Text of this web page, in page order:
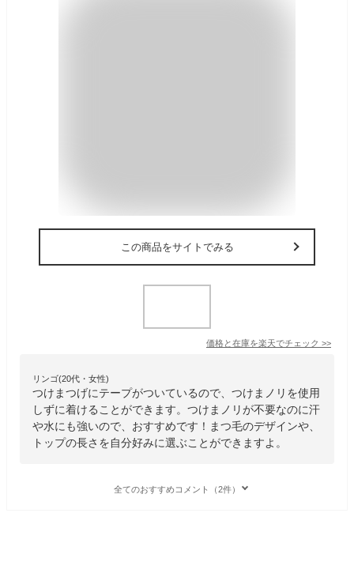
この商品をサイトでみる
価格と在庫を楽天でチェック >>
リンゴ(20代・女性)
つけまつげにテープがついているので、つけまノリを使用
しずに着けることができます。つけまノリが不要なのに汗
や水にも強いので、おすすめです！まつ毛のデザインや、
トップの長さを自分好みに選ぶことができますよ。
全てのおすすめコメント（2件）